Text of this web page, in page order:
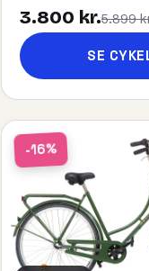
3.800 kr.5.899
SE
-16%